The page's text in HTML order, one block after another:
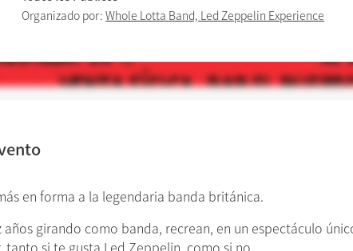
Organizado por: Whole Lotta Band, Led Zeppelin Experience
en forma a la legendaria banda británica.
años girando como banda, recrean, en un espectáculo
si te gusta Led Zeppelin, como si no.